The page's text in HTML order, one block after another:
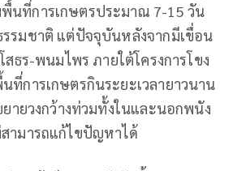
นที่การเกษตรประมาณ 7-15 วัน
รรมชาติ แต่ปัจจุบันหลังจากมีเขื่อน
สธร-พนมไพร ภายใต้โครงการโขง
ที่การเกษตรกินระยะเวลายาวนาน
ายวงกว้างท่วมทั้งในและนอกพนัง
ามารถแก้ไขปัญหาได้